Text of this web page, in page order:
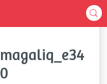
magaliq_e34
0